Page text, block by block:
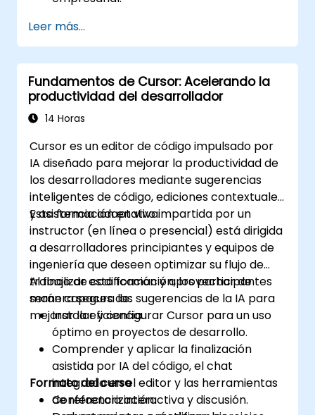
Leer más...
Fundamentos de Cursor: Acelerando la
productividad del desarrollador
14 Horas
Cursor es un editor de código impulsado por
IA diseñado para mejorar la productividad de
los desarrolladores mediante sugerencias
inteligentes de código, ediciones contextuales
y asistencia adaptativa.
Esta formación en vivo impartida por un
instructor (en línea o presencial) está dirigida
a desarrolladores principiantes y equipos de
ingeniería que deseen optimizar su flujo de
trabajo de codificación y aprovechar de
manera segura las sugerencias de la IA para
mejorar la eficiencia.
Al finalizar esta formación, los participantes
serán capaces de:
Instalar y configurar Cursor para un uso
óptimo en proyectos de desarrollo.
Comprender y aplicar la finalización
asistida por IA del código, el chat
integrado en el editor y las herramientas
de refactorización.
Formato del curso
Conferencia interactiva y discusión.